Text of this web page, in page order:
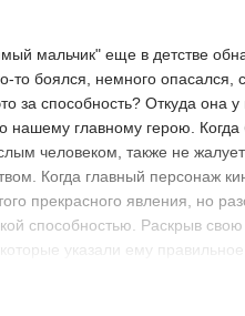
мальчик" еще в детстве
то боялся, немного опасался,
за способность? Откуда она
нашему главному герою.
человеком, также не
Когда главный персонаж
прекрасного явления, но
способностью. Раскрыв
указали ему правильное